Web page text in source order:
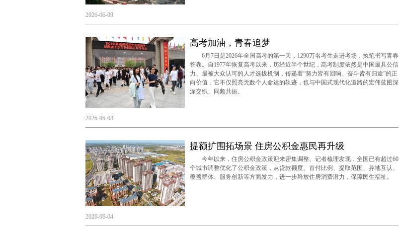
2026-06-09
高考加油，青春追梦
6月7日是2026年全国高考的第一天，1290万名考生走进考场，执笔书写青春
答卷。自1977年恢复高考以来，历经近半个世纪，高考制度依然是中国最具公信
力、最被大众认可的人才选拔机制，传递着“努力皆有回响、奋斗皆有归途”的正
向价值，它不仅照亮无数个人命运的轨迹，也与中国式现代化道路的宏伟蓝图深
深交织、同频共振。
2026-06-08
提额扩围拓场景 住房公积金惠民再升级
今年以来，住房公积金政策迎来密集调整。记者梳理发现，全国已有超过60
个城市调整优化了公积金政策，从贷款额度、首付比例、提取范围、异地互认、
覆盖群体、服务创新等方面发力，进一步释放住房消费潜力，保障民生福祉。
2026-06-04